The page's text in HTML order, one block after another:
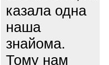
казала одна
наша
знайома.
Тому нам